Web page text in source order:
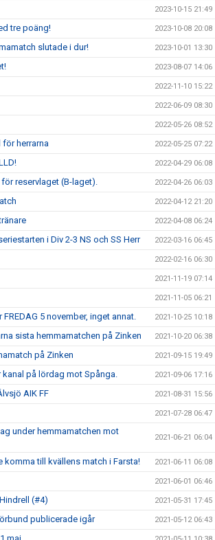
2023-10-15 21:49
tre poäng! 2023-10-08 20:08
slutade i dur! 2023-10-01 13:30
2023-08-07 14:06
2022-11-10 15:22
2022-06-09 08:30
2022-05-26 08:52
för herrarna 2022-05-25 07:22
2022-04-29 06:08
reservlaget (B-laget). 2022-04-26 06:03
2022-04-12 21:20
2022-04-08 06:24
i Div 2-3 NS och SS Herr 2022-03-16 06:45
2022-02-16 06:30
2021-11-19 07:14
2021-11-05 06:21
5 november, inget annat. 2021-10-25 10:18
sista hemmamatchen på Zinken 2021-10-20 06:38
på Zinken 2021-09-15 19:49
kanal på lördag mot Spånga. 2021-09-06 17:16
AIK FF 2021-08-31 15:56
2021-07-28 06:47
under hemmamatchen mot
2021-06-21 06:04
komma till kvällens match i Farsta! 2021-06-11 06:08
2021-06-01 06:46
(#4) 2021-05-31 17:45
publicerade igår 2021-05-12 06:43